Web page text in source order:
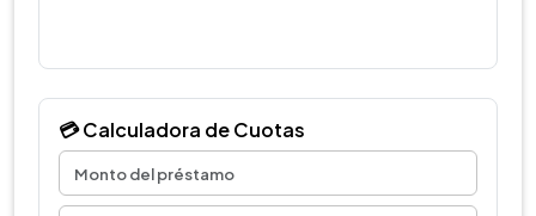
💳 Calculadora de Cuotas